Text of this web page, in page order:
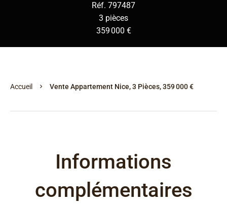
Réf. 797487
3 pièces
359 000 €
Accueil Vente Appartement Nice, 3 Pièces, 359 000 €
Informations
complémentaires